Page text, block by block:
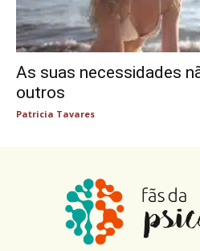
As suas necessidades
outros
Patricia Tavares